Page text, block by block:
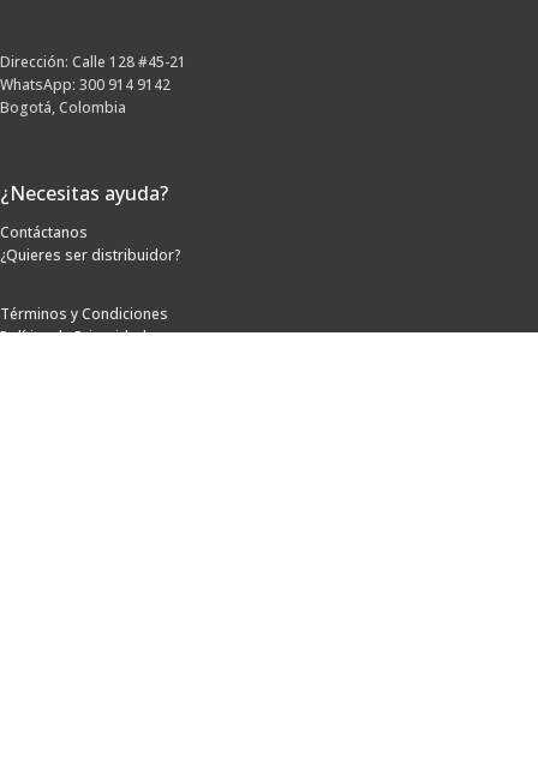
Dirección: Calle 128 #45-21
WhatsApp: 300 914 9142
Bogotá, Colombia
¿Necesitas ayuda?
Contáctanos
¿Quieres ser distribuidor?
Términos y Condiciones
Política de Privacidad